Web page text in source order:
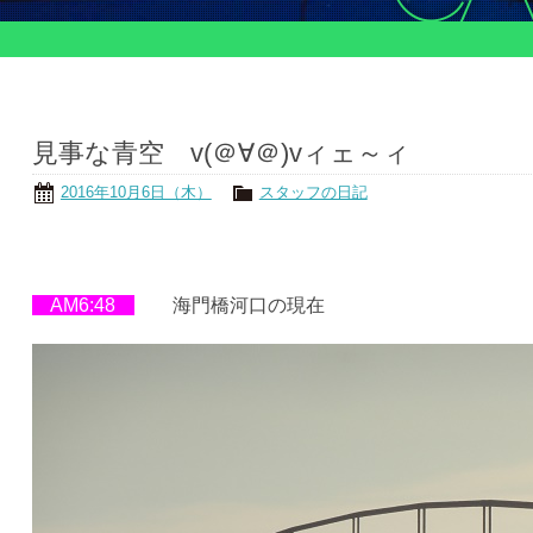
見事な青空 v(＠∀＠)vィェ～ィ
2016年10月6日（木） スタッフの日記
AM6:48 海門橋河口の現在